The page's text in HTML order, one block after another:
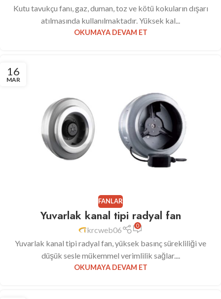
Kutu tavukçu fanı, gaz, duman, toz ve kötü kokuların dışarı
atılmasında kullanılmaktadır. Yüksek kal...
OKUMAYA DEVAM ET
16
MAR
FANLAR
Yuvarlak kanal tipi radyal fan
krcweb06 0
Yuvarlak kanal tipi radyal fan, yüksek basınç sürekliliği ve
düşük sesle mükemmel verimlilik sağlar....
OKUMAYA DEVAM ET